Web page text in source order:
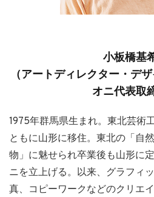
小板橋基
（アートディレクター・デ
オニ代表取
1975年群馬県生まれ。東北芸術
ともに山形に移住。東北の「自
物」に魅せられ卒業後も山形に
ニを立上げる。以来、グラフィ
真、コピーワークなどのクリエ